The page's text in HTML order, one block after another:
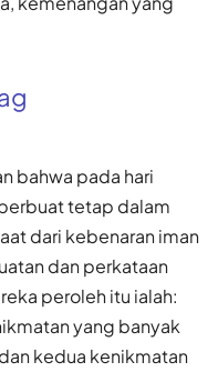
bahwa pada hari
tetap dalam
dari kebenaran iman
dan perkataan
peroleh itu ialah:
yang banyak
kedua kenikmatan